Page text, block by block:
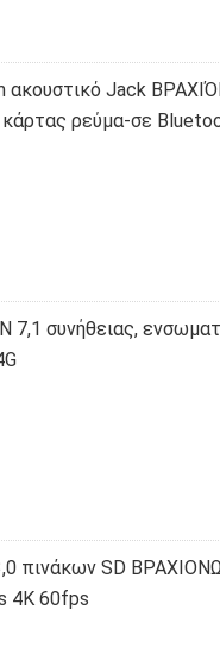
ακουστικό Jack
ρεύμα-σε
συνήθειας,
πινάκων SD
4K 60fps